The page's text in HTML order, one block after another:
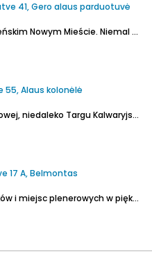
41, Gero alaus parduotuvė
Dobry sklep z piwem na wileńskim Nowym Mieście. Niemal komplet piw z dwóch czołowych litewskich kraftów, tj z Dundulisa i Raudonu Plytu. Belgia, Polska, inne kraje. Puszki i butelki. Plusem jest przestronność i możliwość swobodnego buszowania po półkach. Jest też możliwość konsumpcji...
55, Alaus kolonėlė
Lokal w dzielnicy mieszkaniowej, niedaleko Targu Kalwaryjskiego. Klientela to głównie lokalsi, ale niezły wybór piwa, zarówno ze średnich i małych browarków litewskich, które coraz mniej widoczne są w Wilnie plus kraft. Repertuar na zdjęciu, które zamieszczam. Można pozostać wewnątrz,...
17 A, Belmontas
Knajpa mająca kilka budynków i miejsc plenerowych w pięknych okolicznościach przyrody nad Wilenką (czy, jak kto woli, Wilejką) i niedaleko skarpy Puszkarni. Z własnym piwem, a właściwie od dawna z dwoma raptem piwami: lagerem jasnym i ciemnym. Ten pierwszy smakuje jak nienajlepsze i nienajgorsze,...